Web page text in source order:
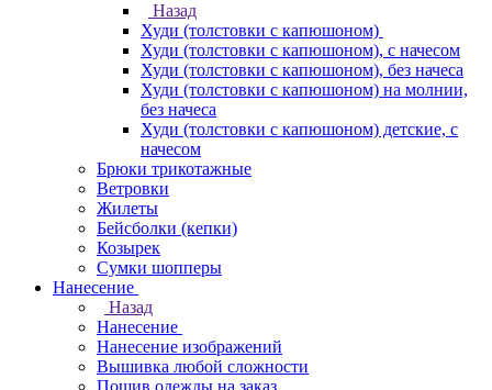
Назад
Худи (толстовки с капюшоном)
Худи (толстовки c капюшоном), с начесом
Худи (толстовки c капюшоном), без начеса
Худи (толстовки с капюшоном) на молнии,
без начеса
Худи (толстовки c капюшоном) детские, с
начесом
Брюки трикотажные
Ветровки
Жилеты
Бейсболки (кепки)
Козырек
Сумки шопперы
Нанесение
Назад
Нанесение
Нанесение изображений
Вышивка любой сложности
Пошив одежды на заказ